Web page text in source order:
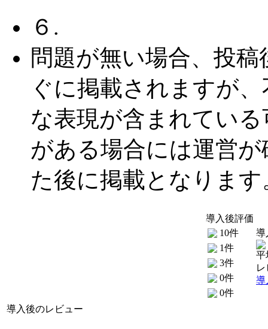
６.
問題が無い場合、投稿
ぐに掲載されますが
な表現が含まれている
がある場合には運営が
た後に掲載となります
導入後評価
10件
1件
3件
0件
0件
導
平
導
導入後のレビュー